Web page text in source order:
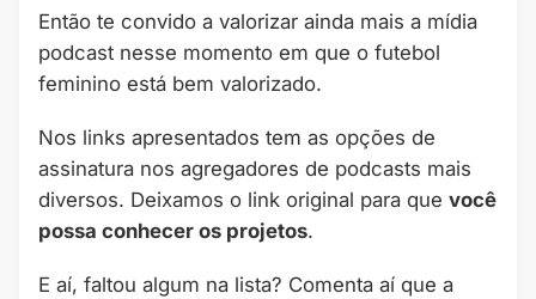
Então te convido a valorizar ainda mais a mídia
podcast nesse momento em que o futebol
feminino está bem valorizado.
Nos links apresentados tem as opções de
assinatura nos agregadores de podcasts mais
diversos. Deixamos o link original para que você
possa conhecer os projetos.
E aí, faltou algum na lista? Comenta aí que a